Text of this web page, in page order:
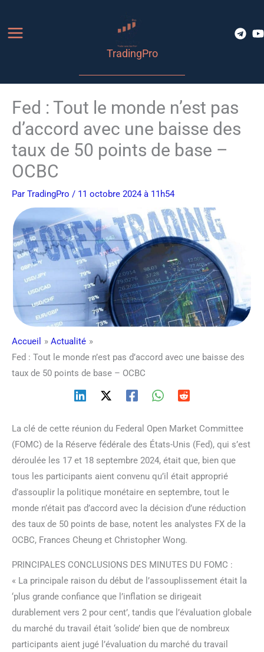
contenu
TradingPro
Fed : Tout le monde n’est pas
d’accord avec une baisse des
taux de 50 points de base –
OCBC
Par TradingPro / 11 octobre 2024 à 11h54
Accueil
Actualité
Fed : Tout le monde n’est pas d’accord avec une baisse des
taux de 50 points de base – OCBC
La clé de cette réunion du Federal Open Market Committee
(FOMC) de la Réserve fédérale des États-Unis (Fed), qui s’est
déroulée les 17 et 18 septembre 2024, était que, bien que
tous les participants aient convenu qu’il était approprié
d’assouplir la politique monétaire en septembre, tout le
monde n’était pas d’accord avec la décision d’une réduction
des taux de 50 points de base, notent les analystes FX de la
OCBC, Frances Cheung et Christopher Wong.
PRINCIPALES CONCLUSIONS DES MINUTES DU FOMC :
« La principale raison du début de l’assouplissement était la
‘plus grande confiance que l’inflation se dirigeait
durablement vers 2 pour cent’, tandis que l’évaluation globale
du marché du travail était ‘solide’ bien que de nombreux
participants aient jugé l’évaluation du marché du travail